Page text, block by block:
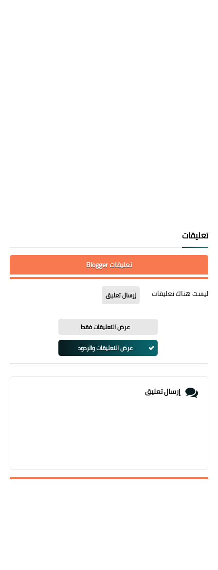
تعليقات
تعليقات Blogger
ليست هناك تعليقات إرسال تعليق
عرض التعليقات فقط
عرض التعليقات والردود
إرسال تعليق